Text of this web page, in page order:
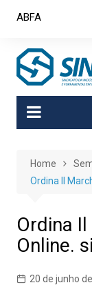
ABFA
Home
Ordina Il
Ordina
Online.
20 de junho